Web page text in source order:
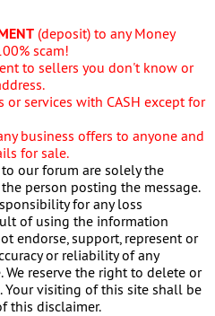
(deposit) to any Money
scam!
to sellers you don't know or
or services with CASH except for
business offers to anyone and
for sale.
to our forum are solely the
person posting the message.
for any loss
of using the information
endorse, support, represent or
or reliability of any
reserve the right to delete or
Your visiting of this site shall be
this disclaimer.